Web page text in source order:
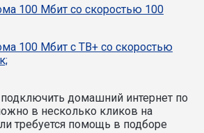
100 Мбит со скоростью 100
100 Мбит с ТВ+ со скоростью
домашний интернет по
в несколько кликов на
требуется помощь в подборе